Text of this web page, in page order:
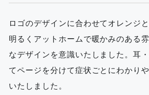
ロゴのデザインに合わせてオレンジ
明るくアットホームで暖かみのある
なデザインを意識いたしました。耳
てページを分けて症状ごとにわかり
いたしました。